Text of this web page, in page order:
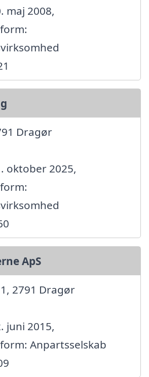
maj 2008,
Dragør
oktober 2025,
ApS
2791 Dragør
juni 2015,
Anpartsselskab